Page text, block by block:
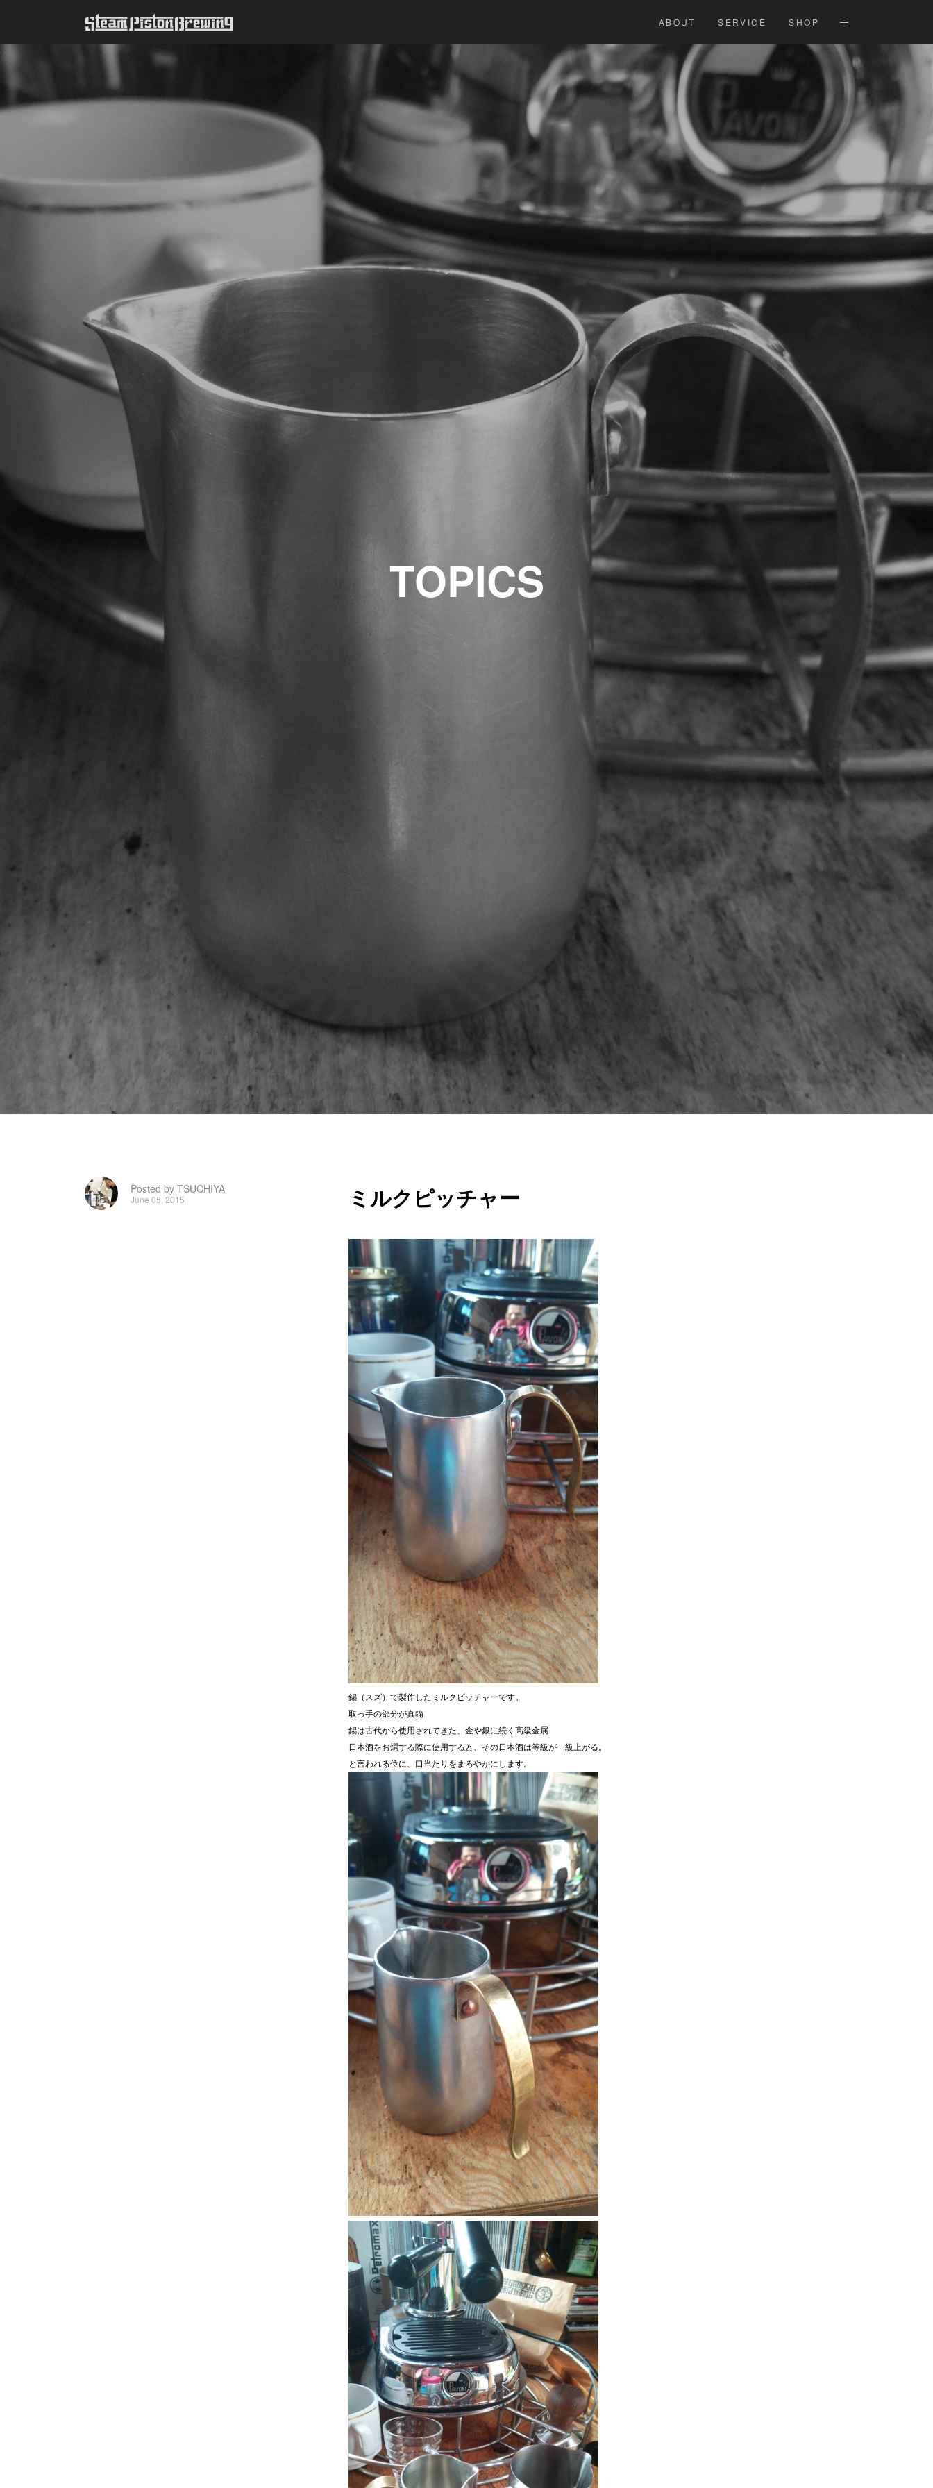
ABOUT SERVICE SHOP
TOPICS
Posted by TSUCHIYA
June 05, 2015 ミルク ピッチャー
錫（スズ）で製作したミルクピッチャーです。
取っ手の部分が真鍮
錫は古代から使用されてきた、金や銀に続く高級金属
日本酒をお燗する際に使用すると、その日本酒は等級が一級上がる。
と言われる位に、口当たりをまろやかにします。